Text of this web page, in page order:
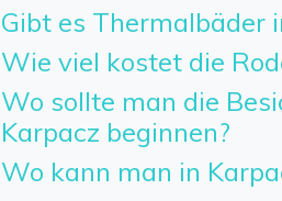
Gibt es Thermalbäder
Wie viel kostet die
Wo sollte man die
Karpacz beginnen?
Wo kann man in